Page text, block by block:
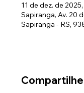
11 de dez. de
Sapiranga, Av. 20
Sapiranga - RS,